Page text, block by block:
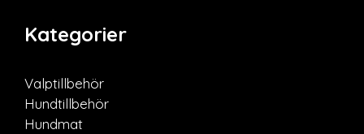
Kategorier
Valptillbehör
Hundtillbehör
Hundmat